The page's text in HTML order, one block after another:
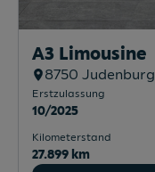
A3 Limousine
8750 Judenburg
Erstzulassung
10/2025
Kilometerstand
27.899 km